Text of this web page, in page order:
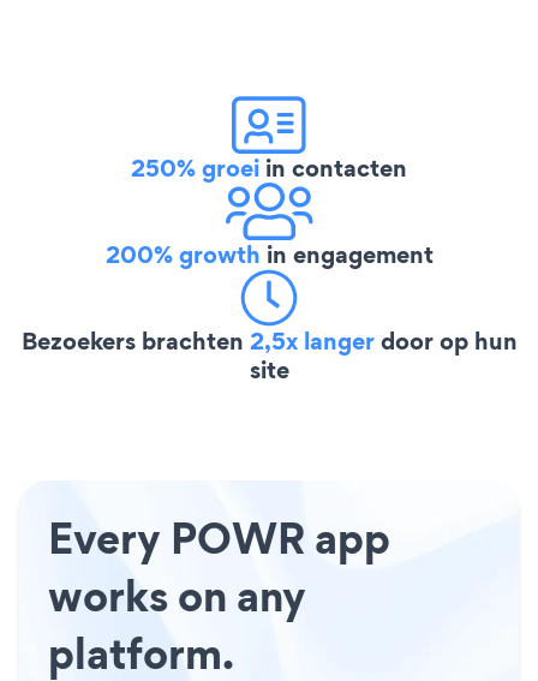
250% groei in contacten
200% growth in engagement
Bezoekers brachten 2,5x langerdoor op hun
site
Every POWR app
works on any
platform.